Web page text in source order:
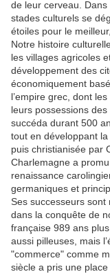
de leur cerveau.
stades culturels se
étoiles pour le
Notre histoire
les villages agricoles
développement des
économiquement
l’empire grec, dont
leurs possessions
succéda durant 500
tout en développant
puis christianisée par
Charlemagne a
renaissance
germaniques et
Ses successeurs
dans la conquête de
française 989 ans
aussi pilleuses, mais
"commerce" comme
siècle a pris une